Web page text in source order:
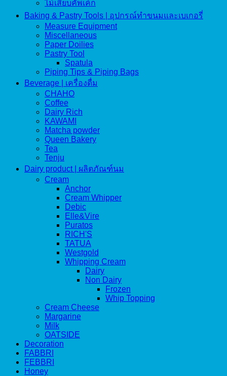
ไม้เสียบคัพเค้ก
Baking & Pastry Tools | อุปกรณ์ทำขนมและเบเกอรี่
Measure Equipment
Miscellaneous
Paper Doilies
Pastry Tool
Spatula
Piping Tips & Piping Bags
Beverage | เครื่องดื่ม
CHAHO
Coffee
Dairy Rich
KAWAMI
Matcha powder
Queen Bakery
Tea
Tenju
Dairy product | ผลิตภัณฑ์นม
Cream
Anchor
Cream Whipper
Debic
Elle&Vire
Puratos
RICH'S
TATUA
Westgold
Whipping Cream
Dairy
Non Dairy
Frozen
Whip Topping
Cream Cheese
Margarine
Milk
OATSIDE
Decoration
FABBRI
FEBBRI
Honey